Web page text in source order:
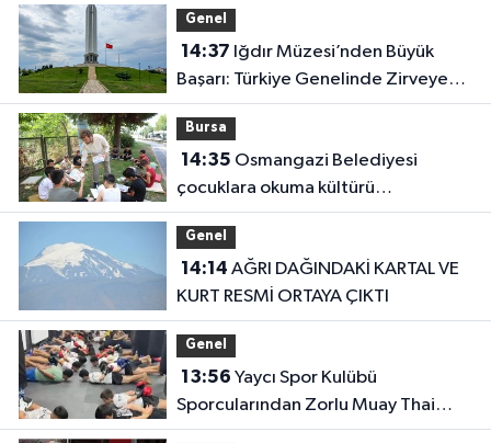
Genel
14:37
Başarı: Türkiye Genelinde Zirveye
Yerleşti!
Bursa
14:35
çocuklara okuma kültürü
kazandırıyor
Genel
14:14
KURT RESMİ ORTAYA ÇIKTI
Genel
13:56
Sporcularından Zorlu Muay Thai
Eğitimi